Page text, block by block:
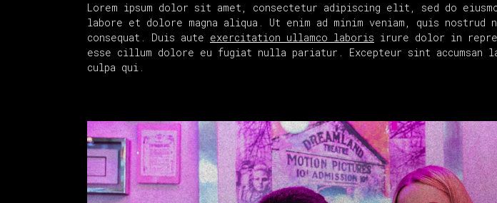
Lorem ipsum dolor sit amet, consectetur adipiscing elit, sed do
labore et dolore magna aliqua. Ut enim ad minim veniam, quis nostrud
consequat. Duis aute exercitation ullamco laboris irure dolor in
esse cillum dolore eu fugiat nulla pariatur. Excepteur sint accumsan
culpa qui.